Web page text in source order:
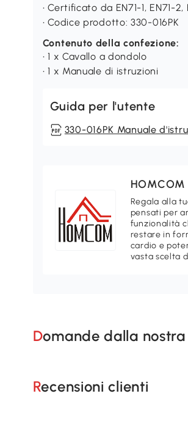
• Certificato da EN71-1, EN71-2,
• Codice prodotto: 330-016PK
Contenuto della confezione:
• 1 x Cavallo a dondolo
• 1 x Manuale di istruzioni
Guida per l'utente
330-016PK Manuale
HOMCOM
Regala alla
pensati per
funzionalità
restare in
cardio e
vasta scelta
Domande dalla
Recensioni clienti